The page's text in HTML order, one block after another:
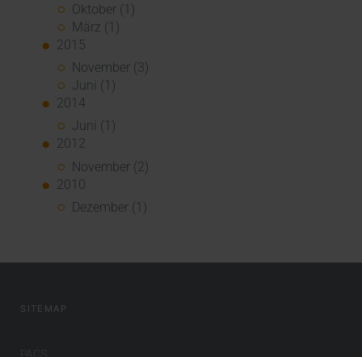
Oktober (1)
März (1)
2015
November (3)
Juni (1)
2014
Juni (1)
2012
November (2)
2010
Dezember (1)
SITEMAP
PACS